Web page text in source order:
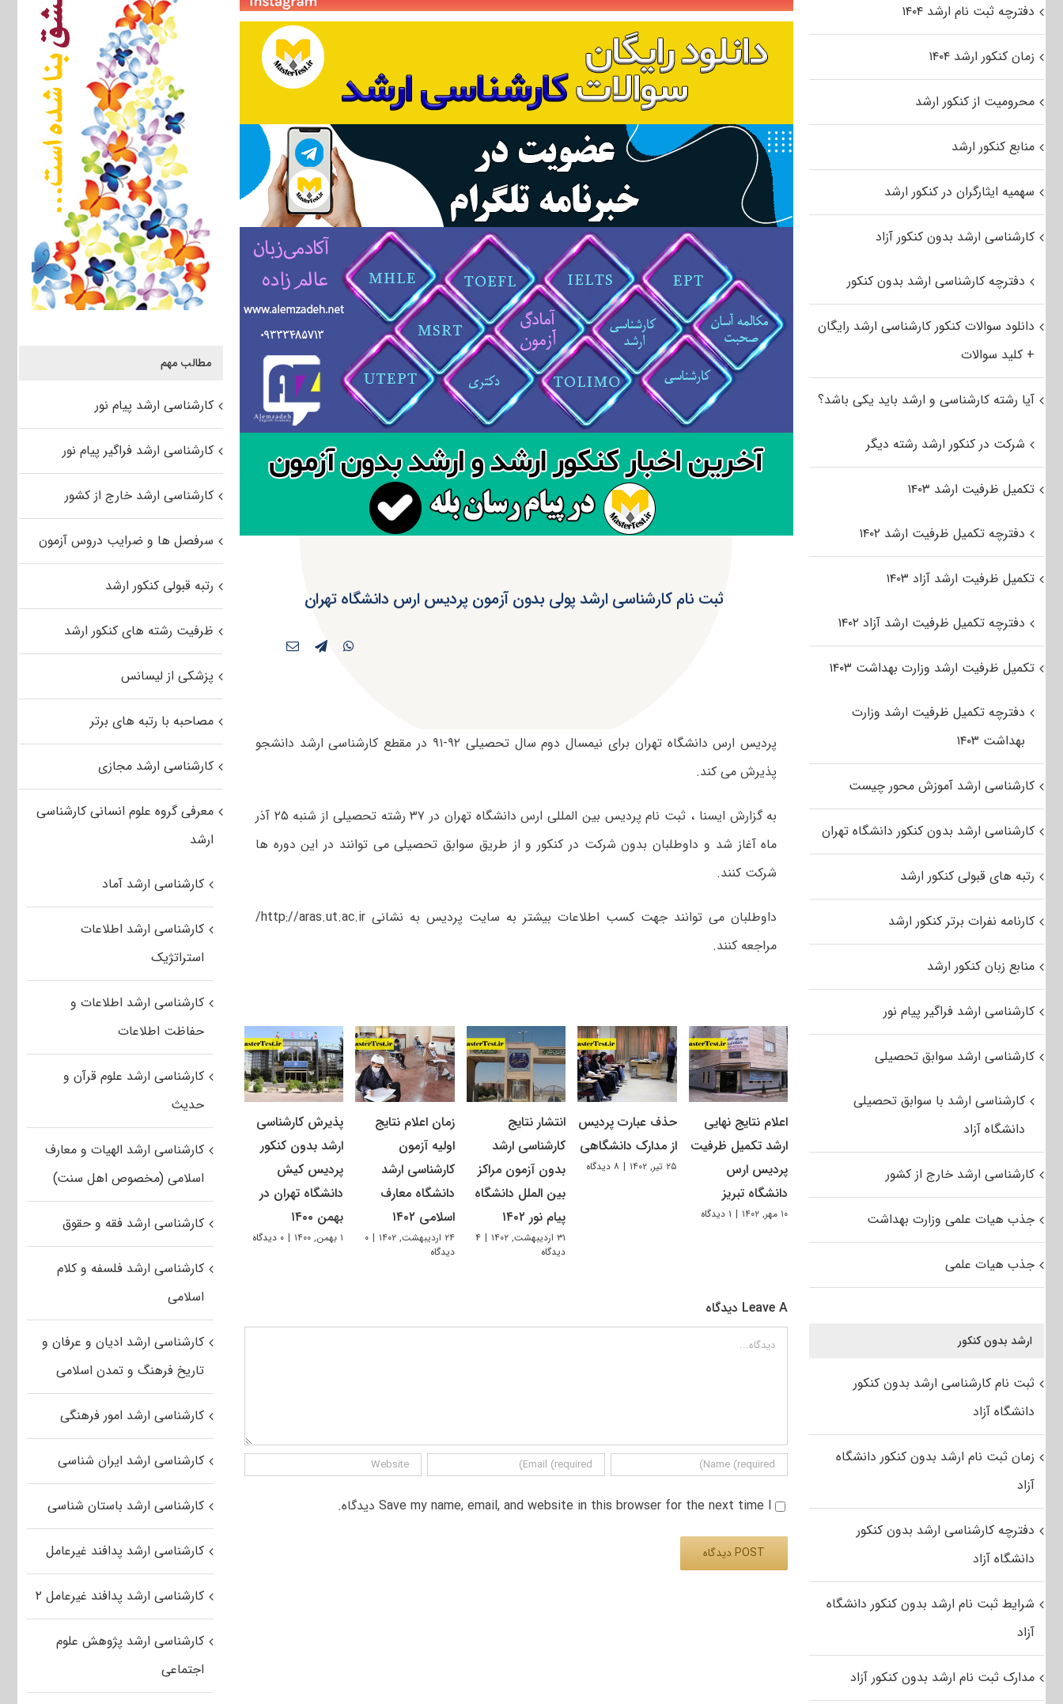
ثبت نام کارشناسی ارشد پولی بدون آزمون پردیس ارس دانشگاه تهران
پردیس ارس دانشگاه تهران برای نیمسال دوم سال تحصیلی ۹۲-۹۱ در مقطع کارشناسی ارشد دانشجو
پذیرش می کند.
به گزارش ایسنا ، ثبت نام پردیس بین المللی ارس دانشگاه تهران در ۳۷ رشته تحصیلی از شنبه ۲۵ آذر
ماه آغاز شد و داوطلبان بدون شرکت در کنکور و از طریق سوابق تحصیلی می توانند در این دوره ها
شرکت کنند.
داوطلبان می توانند جهت کسب اطلاعات بیشتر به سایت پردیس به نشانی http://aras.ut.ac.ir/
مراجعه کنند.
اعلام نتایج نهایی
ارشد تکمیل ظرفیت
پردیس ارس
دانشگاه تبریز
۱۰ مهر, ۱۴۰۲ | ۱ دیدگاه
حذف عبارت پردیس
از مدارک دانشگاهی
۲۵ تیر, ۱۴۰۲ | ۸ دیدگاه
انتشار نتایج
کارشناسی ارشد
بدون آزمون مراکز
بین‌ الملل دانشگاه
پیام نور ۱۴۰۲
۳۱ اردیبهشت, ۱۴۰۲ | ۴
دیدگاه
زمان اعلام نتایج
اولیه آزمون
کارشناسی ارشد
دانشگاه معارف
اسلامی ۱۴۰۲
۲۴ اردیبهشت, ۱۴۰۲ | ۰
دیدگاه
پذیرش کارشناسی
ارشد بدون کنکور
پردیس کیش
دانشگاه تهران در
بهمن ۱۴۰۰
۱ بهمن, ۱۴۰۰ | ۰ دیدگاه
Leave A دیدگاه
دیدگاه
Save my name, email, and website in this browser for the next time I دیدگاه.
مطالب مهم
کارشناسی ارشد پیام نور
کارشناسی ارشد فراگیر پیام نور
کارشناسی ارشد خارج از کشور
سرفصل ها و ضرایب دروس آزمون
رتبه قبولی کنکور ارشد
ظرفیت رشته های کنکور ارشد
پزشکی از لیسانس
مصاحبه با رتبه های برتر
کارشناسی ارشد مجازی
معرفی گروه علوم انسانی کارشناسی
ارشد
کارشناسی ارشد آماد
کارشناسی ارشد اطلاعات
استراتژیک
کارشناسی ارشد اطلاعات و
حفاظت اطلاعات
کارشناسی ارشد علوم قرآن و
حدیث
کارشناسی ارشد الهیات و معارف
اسلامی (مخصوص اهل سنت)
کارشناسی ارشد فقه و حقوق
کارشناسی ارشد فلسفه و کلام
اسلامی
کارشناسی ارشد ادیان و عرفان و
تاریخ فرهنگ و تمدن اسلامی
کارشناسی ارشد امور فرهنگی
کارشناسی ارشد ایران شناسی
کارشناسی ارشد باستان شناسی
کارشناسی ارشد پدافند غیرعامل
کارشناسی ارشد پدافند غیرعامل ۲
کارشناسی ارشد پژوهش علوم
اجتماعی
دفترچه ثبت نام ارشد ۱۴۰۴
زمان کنکور ارشد ۱۴۰۴
محرومیت از کنکور ارشد
منابع کنکور ارشد
سهمیه ایثارگران در کنکور ارشد
کارشناسی ارشد بدون کنکور آزاد
دفترچه کارشناسی ارشد بدون کنکور
دانلود سوالات کنکور کارشناسی ارشد رایگان
+ کلید سوالات
آیا رشته کارشناسی و ارشد باید یکی باشد؟
شرکت در کنکور ارشد رشته دیگر
تکمیل ظرفیت ارشد ۱۴۰۳
دفترچه تکمیل ظرفیت ارشد ۱۴۰۲
تکمیل ظرفیت ارشد آزاد ۱۴۰۳
دفترچه تکمیل ظرفیت ارشد آزاد ۱۴۰۲
تکمیل ظرفیت ارشد وزارت بهداشت ۱۴۰۳
دفترچه تکمیل ظرفیت ارشد وزارت
بهداشت ۱۴۰۳
کارشناسی ارشد آموزش محور چیست
کارشناسی ارشد بدون کنکور دانشگاه تهران
رتبه های قبولی کنکور ارشد
کارنامه نفرات برتر کنکور ارشد
منابع زبان کنکور ارشد
کارشناسی ارشد فراگیر پیام نور
کارشناسی ارشد سوابق تحصیلی
کارشناسی ارشد با سوابق تحصیلی
دانشگاه آزاد
کارشناسی ارشد خارج از کشور
جذب هیات علمی وزارت بهداشت
جذب هیات علمی
ارشد بدون کنکور
ثبت نام کارشناسی ارشد بدون کنکور
دانشگاه آزاد
زمان ثبت نام ارشد بدون کنکور دانشگاه
آزاد
دفترچه کارشناسی ارشد بدون کنکور
دانشگاه آزاد
شرایط ثبت نام ارشد بدون کنکور دانشگاه
آزاد
مدارک ثبت نام ارشد بدون کنکور آزاد